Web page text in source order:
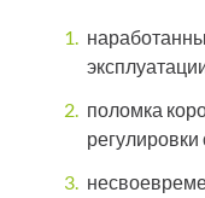
поломка